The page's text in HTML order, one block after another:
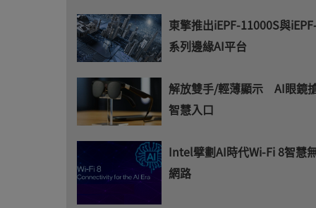
東擎推出iEPF-11000S與
系列邊緣AI平台
解放雙手/輕薄顯示 AI眼鏡
智慧入口
Intel擘劃AI時代Wi-Fi 8智慧
網路